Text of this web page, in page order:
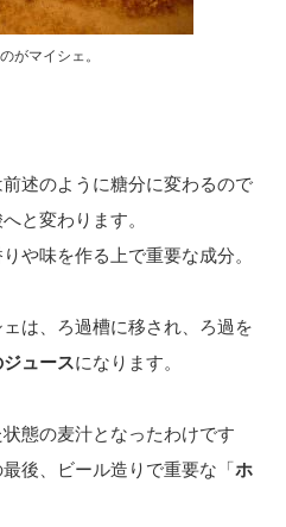
がマイシェ。
述のように糖分に変わるので
と変わります。
や味を作る上で重要な成分。
は、ろ過槽に移され、ろ過を
ジュースになります。
態の麦汁となったわけです
後、ビール造りで重要な「ホ